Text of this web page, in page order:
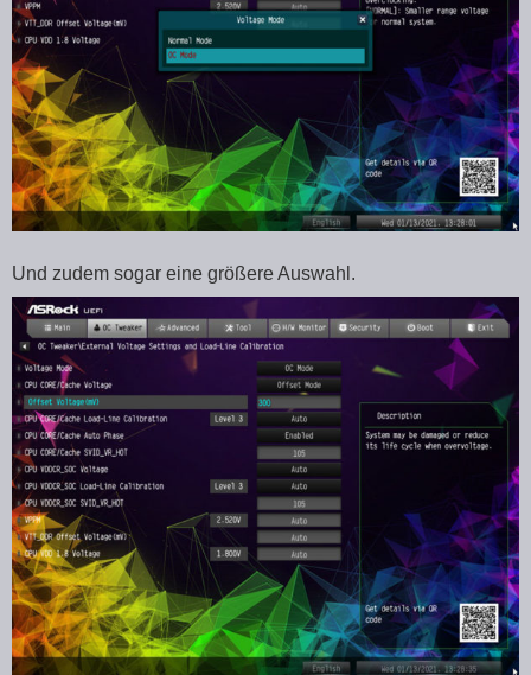
Und zudem sogar eine größere Auswahl.